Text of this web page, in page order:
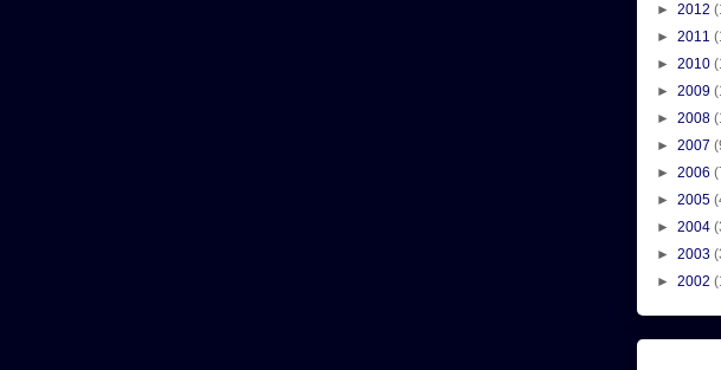
► 2012
► 2011
► 2010
► 2009
► 2008
► 2007
► 2006
► 2005
► 2004
► 2003
► 2002